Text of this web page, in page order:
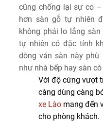
cũng chống lại sự co
hơn sàn gỗ tự nhiên
không phải lo lắng
tự nhiên có đặc tính
dòng ván sàn này phù
như nhà bếp hay sàn
Với độ cứng vượt
càng dùng càng
xe Lào mang đến
cho phòng khách.